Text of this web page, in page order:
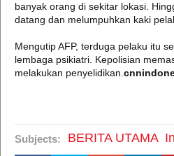
banyak orang di sekitar lokasi.
datang dan melumpuhkan kaki
Mengutip AFP, terduga pelaku itu
lembaga psikiatri. Kepolisian
melakukan penyelidikan.
Subjects: BERITA UTAMA